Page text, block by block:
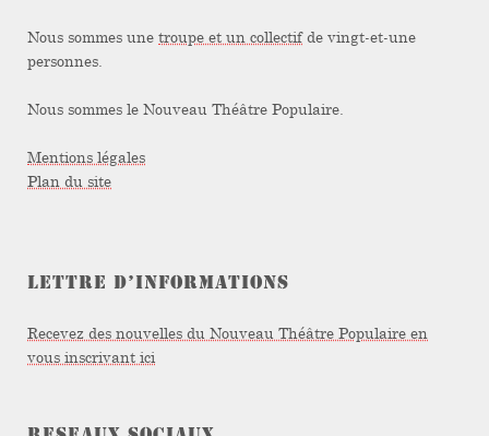
Nous sommes une troupe et un collectifde vingt-et-une
personnes.
Nous sommes le Nouveau Théâtre Populaire.
Mentions légales
Plan du site
LETTRE D’INFORMATIONS
Recevez des nouvelles du Nouveau Théâtre Populaire en
vous inscrivant ici